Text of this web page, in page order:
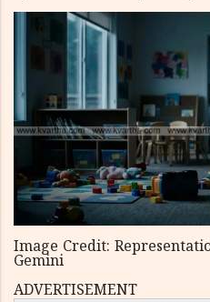
Image Credit:
Gemini
ADVERTISEMENT